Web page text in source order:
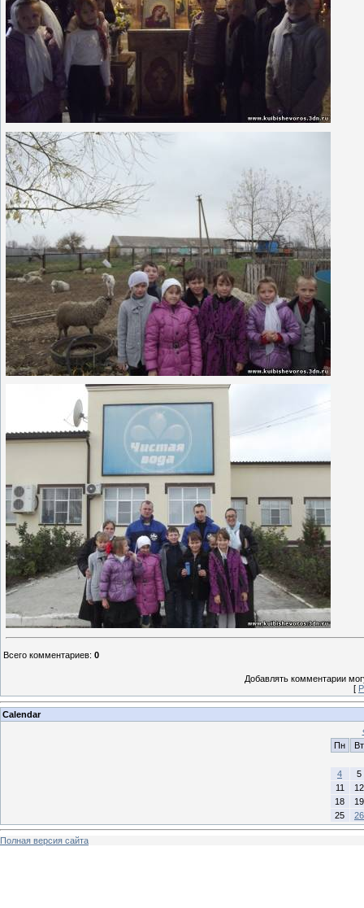
Всего комментариев: 0
Добавлять комментарии
[
Calendar
Пн
Вт
4
5
11
12
18
19
25
26
Полная версия сайта